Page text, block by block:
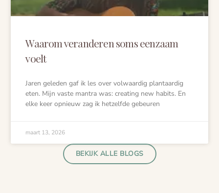
Waarom veranderen soms eenzaam
voelt
Jaren geleden gaf ik les over volwaardig plantaardig
eten. Mijn vaste mantra was: creating new habits. En
elke keer opnieuw zag ik hetzelfde gebeuren
maart 13, 2026
BEKIJK ALLE BLOGS